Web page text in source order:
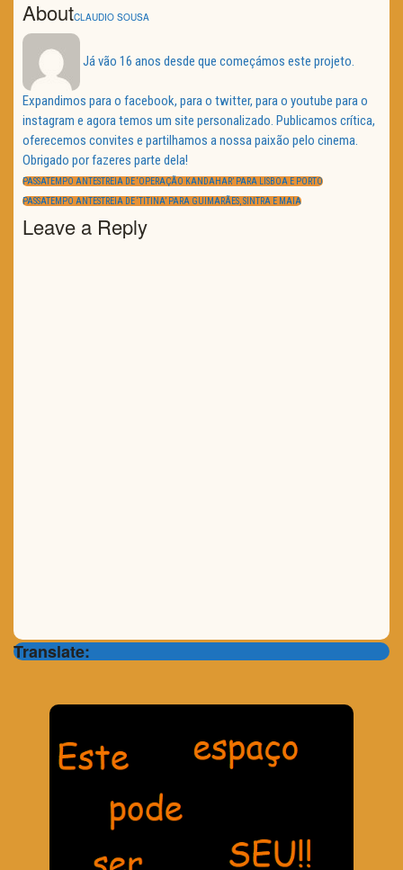
AboutCLAUDIO SOUSA
Já vão 16 anos desde que começámos este projeto.
Expandimos para o facebook, para o twitter, para o youtube para o
instagram e agora temos um site personalizado. Publicamos crítica,
oferecemos convites e partilhamos a nossa paixão pelo cinema.
Obrigado por fazeres parte dela!
Navegação
de
artigos
PREVIOUS
PASSATEMPO ANTESTREIA DE ‘OPERAÇÃO KANDAHAR’ PARA LISBOA E PORTO
NEXT
PASSATEMPO ANTESTREIA DE ‘TITINA’ PARA GUIMARÃES, SINTRA E MAIA
Leave a Reply
Translate: